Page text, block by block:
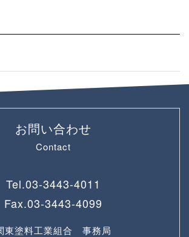
お問い合わせ
Contact
Tel.03-3443-4011
Fax.03-3443-4099
東塗料工業組合 事務局